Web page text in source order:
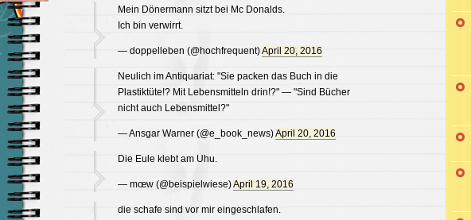
Mein Dönermann sitzt bei Mc Donalds.
Ich bin verwirrt.
— doppelleben (@hochfrequent)April 20, 2016
Neulich im Antiquariat: "Sie packen das Buch in die
Plastiktüte!? Mit Lebensmitteln drin!?" — "Sind Bücher
nicht auch Lebensmittel?"
— Ansgar Warner (@e_book_news)April 20, 2016
Die Eule klebt am Uhu.
— mœw️ (@beispielwiese)April 19, 2016
die schafe sind vor mir eingeschlafen.